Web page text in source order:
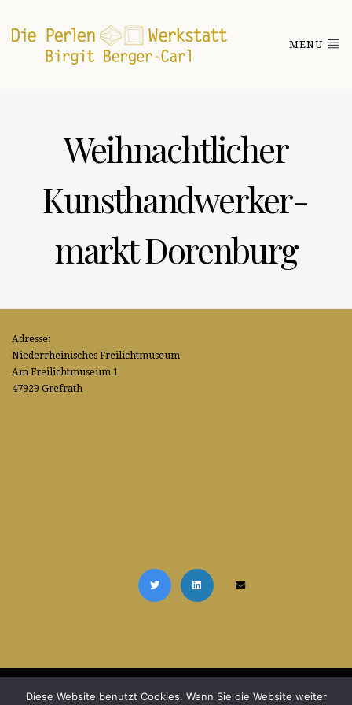
MENU
Weihnacht­licher
Kunst­handwerker­
markt Doren­burg
Adresse:
Niederrheinisches Freilichtmuseum
Am Freilichtmuseum 1
47929 Grefrath
© Copyright 2026 Die Perlenwerkstatt |Datenschutzerklärung|Impressum
Diese Website benutzt Cookies. Wenn Sie die Website weiter